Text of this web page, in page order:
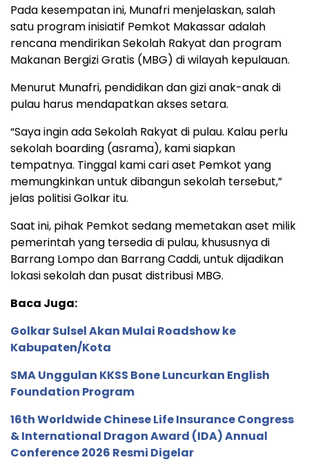
Pada kesempatan ini, Munafri menjelaskan, salah
satu program inisiatif Pemkot Makassar adalah
rencana mendirikan Sekolah Rakyat dan program
Makanan Bergizi Gratis (MBG) di wilayah kepulauan.
Menurut Munafri, pendidikan dan gizi anak-anak di
pulau harus mendapatkan akses setara.
“Saya ingin ada Sekolah Rakyat di pulau. Kalau perlu
sekolah boarding (asrama), kami siapkan
tempatnya. Tinggal kami cari aset Pemkot yang
memungkinkan untuk dibangun sekolah tersebut,”
jelas politisi Golkar itu.
Saat ini, pihak Pemkot sedang memetakan aset milik
pemerintah yang tersedia di pulau, khususnya di
Barrang Lompo dan Barrang Caddi, untuk dijadikan
lokasi sekolah dan pusat distribusi MBG.
Baca Juga:
Golkar Sulsel Akan Mulai Roadshow ke
Kabupaten/Kota
SMA Unggulan KKSS Bone Luncurkan English
Foundation Program
16th Worldwide Chinese Life Insurance Congress
& International Dragon Award (IDA) Annual
Conference 2026 Resmi Digelar